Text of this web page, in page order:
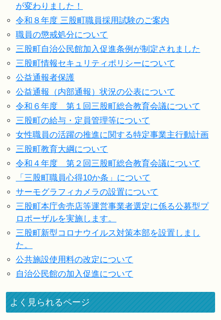
が変わりました！
令和８年度 三股町職員採用試験のご案内
職員の懲戒処分について
三股町自治公民館加入促進条例が制定されました
三股町情報セキュリティポリシーについて
公益通報者保護
公益通報（内部通報）状況の公表について
令和６年度 第１回三股町総合教育会議について
三股町の給与・定員管理等について
女性職員の活躍の推進に関する特定事業主行動計画
三股町教育大綱について
令和４年度 第２回三股町総合教育会議について
「三股町職員心得10か条」について
サーモグラフィカメラの設置について
三股町本庁舎売店等運営事業者選定に係る公募型プ
ロポーザルを実施します。
三股町新型コロナウイルス対策本部を設置しまし
た。
公共施設使用料の改定について
自治公民館の加入促進について
よく見られるページ